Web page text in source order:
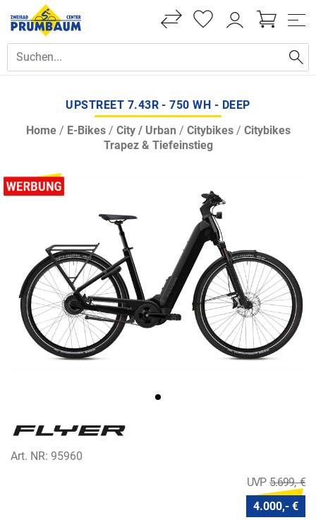
UPSTREET 7.43R - 750 WH - DEEP
Home/ E-Bikes/ City / Urban / Citybikes/ Citybikes
Trapez & Tiefeinstieg
Art. NR: 95960
5.699,- €
4.000,- €